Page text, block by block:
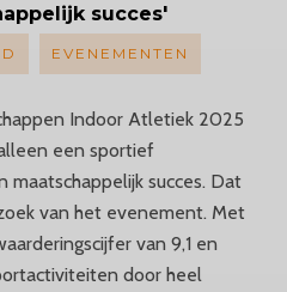
succes'
Indoor Atletiek 2025
een sportief
maatschappelijk succes. Dat
van het evenement. Met
van 9,1 en
door heel
EVENEMENTEN